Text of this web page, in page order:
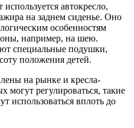
автокресло,
на заднем сиденье. Оно
особенностям
например, на шею.
специальные подушки,
положения детей.
на рынке и кресла-
могут регулироваться, такие
использоваться вплоть до